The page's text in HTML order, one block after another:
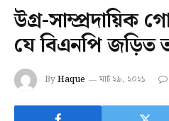
উগ্র-সাম্প্রদায়িক
যে বিএনপি জড়িত
ByHaque মার্চ ২৯, ২০২১